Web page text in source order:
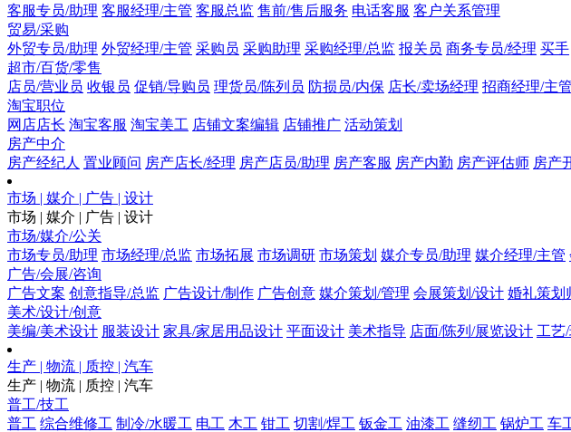
客服专员/助理 客服经理/主管 客服总监 售前/售后服务 电话客服 客户关系管理
贸易/采购
外贸专员/助理 外贸经理/主管 采购员 采购助理 采购经理/总监 报关员 商务专员/经理 买手
超市/百货/零售
店员/营业员 收银员 促销/导购员 理货员/陈列员 防损员/内保 店长/卖场经理 招商经理/主管
淘宝职位
网店店长 淘宝客服 淘宝美工 店铺文案编辑 店铺推广 活动策划
房产中介
房产经纪人 置业顾问 房产店长/经理 房产店员/助理 房产客服 房产内勤 房产评估师 房产
市场 | 媒介 | 广告 | 设计
市场 | 媒介 | 广告 | 设计
市场/媒介/公关
市场专员/助理 市场经理/总监 市场拓展 市场调研 市场策划 媒介专员/助理 媒介经理/主管
广告/会展/咨询
广告文案 创意指导/总监 广告设计/制作 广告创意 媒介策划/管理 会展策划/设计 婚礼策划
美术/设计/创意
美编/美术设计 服装设计 家具/家居用品设计 平面设计 美术指导 店面/陈列/展览设计 工艺
生产 | 物流 | 质控 | 汽车
生产 | 物流 | 质控 | 汽车
普工/技工
普工 综合维修工 制冷/水暖工 电工 木工 钳工 切割/焊工 钣金工 油漆工 缝纫工 锅炉工 车